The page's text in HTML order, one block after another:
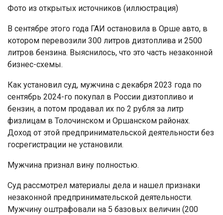
Фото из открытых источников (иллюстрация)
В сентябре этого года ГАИ остановила в Орше авто, в
котором перевозили 300 литров дизтоплива и 2500
литров бензина. Выяснилось, что это часть незаконной
бизнес-схемы.
Как установил суд, мужчина с декабря 2023 года по
сентябрь 2024-го покупал в России дизтопливо и
бензин, а потом продавал их по 2 рубля за литр
физлицам в Толочинском и Оршанском районах.
Доход от этой предпринимательской деятельности без
госрегистрации не установили.
Мужчина признал вину полностью.
Суд рассмотрел материалы дела и нашел признаки
незаконной предпринимательской деятельности.
Мужчину оштрафовали на 5 базовых величин (200